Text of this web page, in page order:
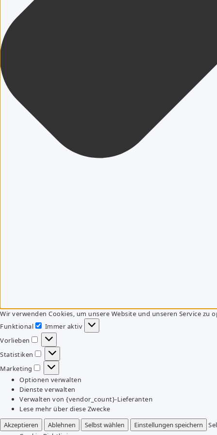
Wir verwenden Cookies, um unsere Website und unseren Service zu
Funktional
Funktional
Immer aktiv
Vorlieben
Vorlieben
Statistiken
Statistiken
Marketing
Marketing
Optionen verwalten
Dienste verwalten
Verwalten von {vendor_count}-Lieferanten
Lese mehr über diese Zwecke
Akzeptieren
Ablehnen Selbst wählen Einstellungen speichern